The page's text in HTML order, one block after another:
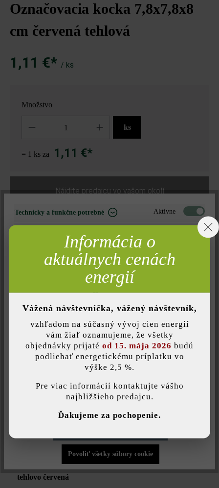
Označovacia kocka 7,8x7,8x8
cm červená tehlová
1,11 €* / ks
Množstvo
ks
= 1 ks za 1,11 €*
Nájdite predajcu vo vašom okolí
Pridať do zoznamu želaní
Tlač stránky
Číslo produktu:21757
Opis produktu
Výplňové kocky slúžia pri zatrávňovacej dlažbe Rombo a
Quadro na optické oživenie, prípadne na vytvorenie systému
vodorovného značenia na parkoviskách. Kocka je dostupná vo
farbách sivá, antracitová a tehlovo červená.
betónové dlažby
tehlovo červená
Technicky a funkčne potrebné Aktívne
Neaktívne
Komfort (funkčnosť stránky)
Uložiť individuálne nastavenie
Táto webová stránka používa súbory cookie, aby vám ponúkla
Povoliť všetky súbory cookie
Informácia o
aktuálnych cenách
energií
Vážená návštevníčka, vážený návštevník,
vzhľadom na súčasný vývoj cien energií
vám žiaľ oznamujeme, že všetky
objednávky prijaté od 15. mája 2026 budú
podliehať energetickému príplatku vo
výške 2,5 %.
Pre viac informácií kontaktujte vášho
najbližšieho predajcu.
Ďakujeme za pochopenie.